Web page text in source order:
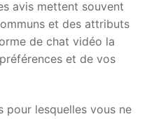
avis mettent souvent
et des attributs
de chat vidéo la
et de vos
pour lesquelles vous ne